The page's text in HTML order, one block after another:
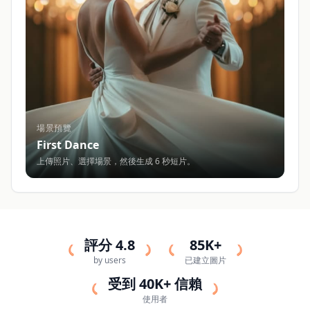
場景預覽
First Dance
上傳照片、選擇場景，然後生成 6 秒短片。
評分 4.8
by users
85K+
已建立圖片
受到 40K+ 信賴
使用者